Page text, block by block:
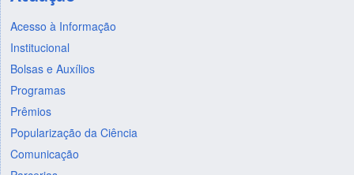
Acesso à Informação
Institucional
Bolsas e Auxílios
Programas
Prêmios
Popularização da Ciência
Comunicação